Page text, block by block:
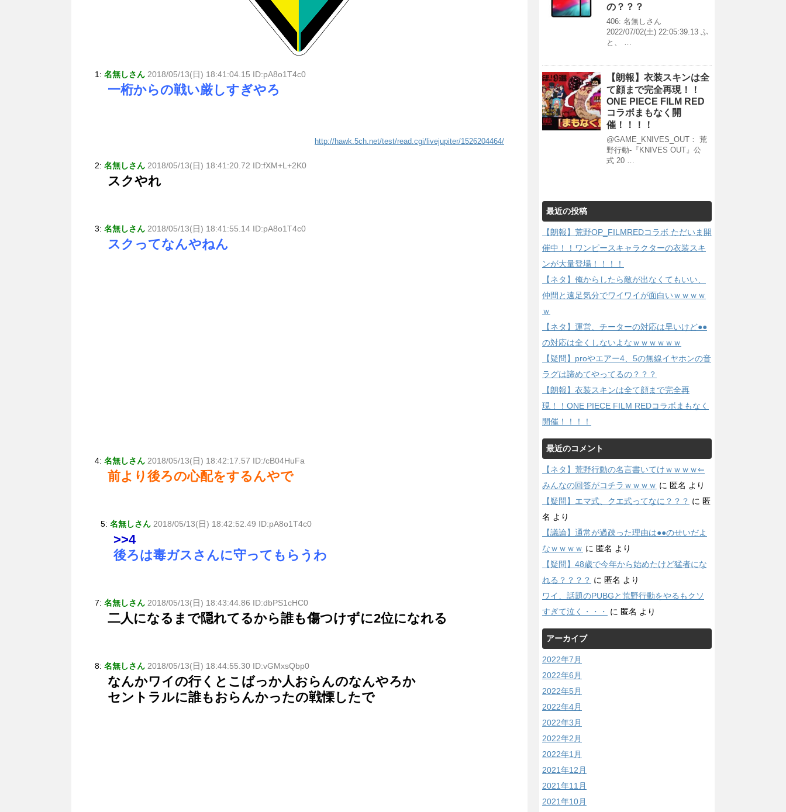
1: 名無しさん 2018/05/13(日) 18:41:04.15 ID:pA8o1T4c0
一桁からの戦い厳しすぎやろ
http://hawk.5ch.net/test/read.cgi/livejupiter/1526204464/
2: 名無しさん 2018/05/13(日) 18:41:20.72 ID:fXM+L+2K0
スクやれ
3: 名無しさん 2018/05/13(日) 18:41:55.14 ID:pA8o1T4c0
スクってなんやねん
4: 名無しさん 2018/05/13(日) 18:42:17.57 ID:/cB04HuFa
前より後ろの心配をするんやで
5: 名無しさん 2018/05/13(日) 18:42:52.49 ID:pA8o1T4c0
>>4
後ろは毒ガスさんに守ってもらうわ
7: 名無しさん 2018/05/13(日) 18:43:44.86 ID:dbPS1cHC0
二人になるまで隠れてるから誰も傷つけずに2位になれる
8: 名無しさん 2018/05/13(日) 18:44:55.30 ID:vGMxsQbp0
なんかワイの行くとこばっか人おらんのなんやろか
セントラルに誰もおらんかったの戦慄したで
の？？？
406: 名無しさん
2022/07/02(土) 22:05:39.13 ふ
と、 …
【朗報】衣装スキンは全
て顔まで完全再現！！
ONE PIECE FILM RED
コラボまもなく開
催！！！！
@GAME_KNIVES_OUT： 荒
野行動-『KNIVES OUT』公
式 20 …
最近の投稿
【朗報】荒野OP_FILMREDコラボ ただいま開
催中！！ワンピースキャラクターの衣装スキ
ンが大量登場！！！！
【ネタ】俺からしたら敵が出なくてもいい、
仲間と遠足気分でワイワイが面白いｗｗｗｗ
ｗ
【ネタ】運営、チーターの対応は早いけど●●
の対応は全くしないよなｗｗｗｗｗｗ
【疑問】proやエアー4、5の無線イヤホンの音
ラグは諦めてやってるの？？？
【朗報】衣装スキンは全て顔まで完全再
現！！ONE PIECE FILM REDコラボまもなく
開催！！！！
最近のコメント
【ネタ】荒野行動の名言書いてけｗｗｗｗ⇐
みんなの回答がコチラｗｗｗｗ に 匿名 より
【疑問】エマ式、クエ式ってなに？？？ に 匿
名 より
【議論】通常が過疎った理由は●●のせいだよ
なｗｗｗｗ に 匿名 より
【疑問】48歳で今年から始めたけど猛者にな
れる？？？？ に 匿名 より
ワイ、話題のPUBGと荒野行動をやるもクソ
すぎて泣く・・・
に 匿名 より
アーカイブ
2022年7月
2022年6月
2022年5月
2022年4月
2022年3月
2022年2月
2022年1月
2021年12月
2021年11月
2021年10月